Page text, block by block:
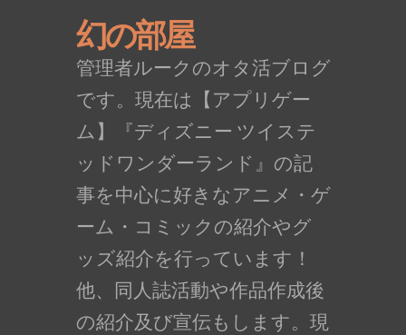
幻の部屋
管理者ルークのオタ活ブログ
です。現在は【アプリゲー
ム】『ディズニー ツイステ
ッドワンダーランド』の記
事を中心に好きなアニメ・ゲ
ーム・コミックの紹介やグ
ッズ紹介を行っています！
他、同人誌活動や作品作成後
の紹介及び宣伝もします。現